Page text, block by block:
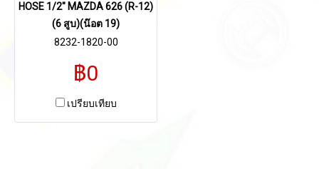
HOSE 1/2" MAZDA 626 (R-12)
(6 สูบ)(น๊อต 19)
8232-1820-00
฿0
เปรียบเทียบ